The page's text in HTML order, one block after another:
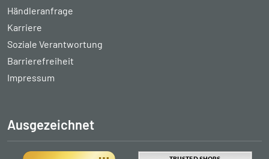
Händleranfrage
Karriere
Soziale Verantwortung
Barrierefreiheit
Impressum
Ausgezeichnet